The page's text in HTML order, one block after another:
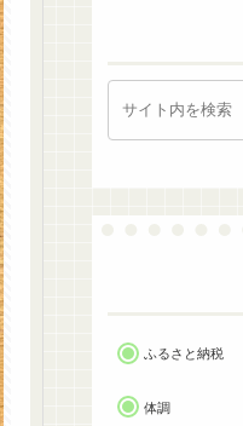
ふるさと納税
体調